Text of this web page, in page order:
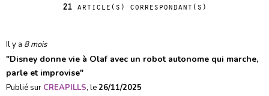
21 article(s) correspondant(s)
Il y a 8 mois
"Disney donne vie à Olaf avec un robot autonome qui marche,
parle et improvise"
Publié sur CREAPILLS, le26/11/2025